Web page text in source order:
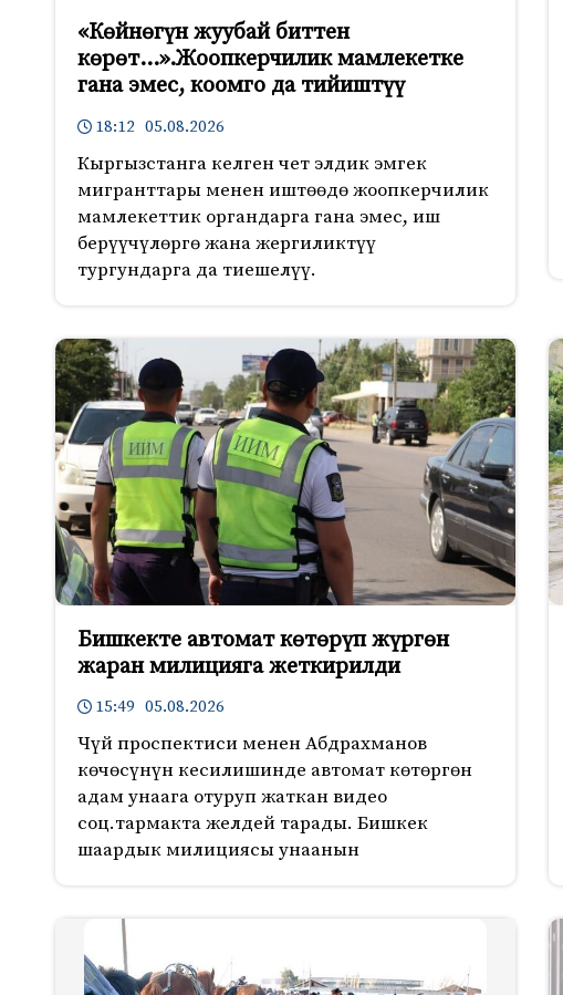
«Көйнөгүн жуубай биттен
көрөт…».Жоопкерчилик мамлекетке
гана эмес, коомго да тийиштүү
18:12 05.08.2026
Кыргызстанга келген чет элдик эмгек
мигранттары менен иштөөдө жоопкерчилик
мамлекеттик органдарга гана эмес, иш
берүүчүлөргө жана жергиликтүү
тургундарга да тиешелүү.
Бишкекте автомат көтөрүп жүргөн
жаран милицияга жеткирилди
15:49 05.08.2026
Чүй проспектиси менен Абдрахманов
көчөсүнүн кесилишинде автомат көтөргөн
адам унаага отуруп жаткан видео
соц.тармакта желдей тарады. Бишкек
шаардык милициясы унаанын